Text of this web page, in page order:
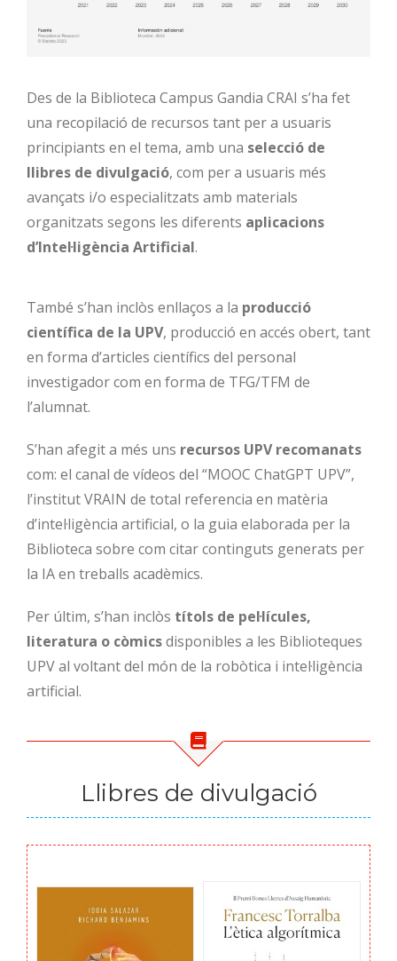
Des de la Biblioteca Campus Gandia CRAI s’ha fet
una recopilació de recursos tant per a usuaris
principiants en el tema, amb una selecció de
llibres de divulgació, com per a usuaris més
avançats i/o especialitzats amb materials
organitzats segons les diferents aplicacions
d’Intel·ligència Artificial.
També s’han inclòs enllaços a la producció
científica de la UPV, producció en accés obert, tant
en forma d’articles científics del personal
investigador com en forma de TFG/TFM de
l’alumnat.
S’han afegit a més uns recursos UPVrecomanats
com: el canal de vídeos del “MOOC ChatGPT UPV”,
l’institut VRAIN de total referencia en matèria
d’intel·ligència artificial, o la guia elaborada per la
Biblioteca sobre com citar continguts generats per
la IA en treballs acadèmics.
Per últim, s’han inclòs títols de pel·lícules,
literatura o còmicsdisponibles a les Biblioteques
UPV al voltant del món de la robòtica i intel·ligència
artificial.
Llibres de divulgació